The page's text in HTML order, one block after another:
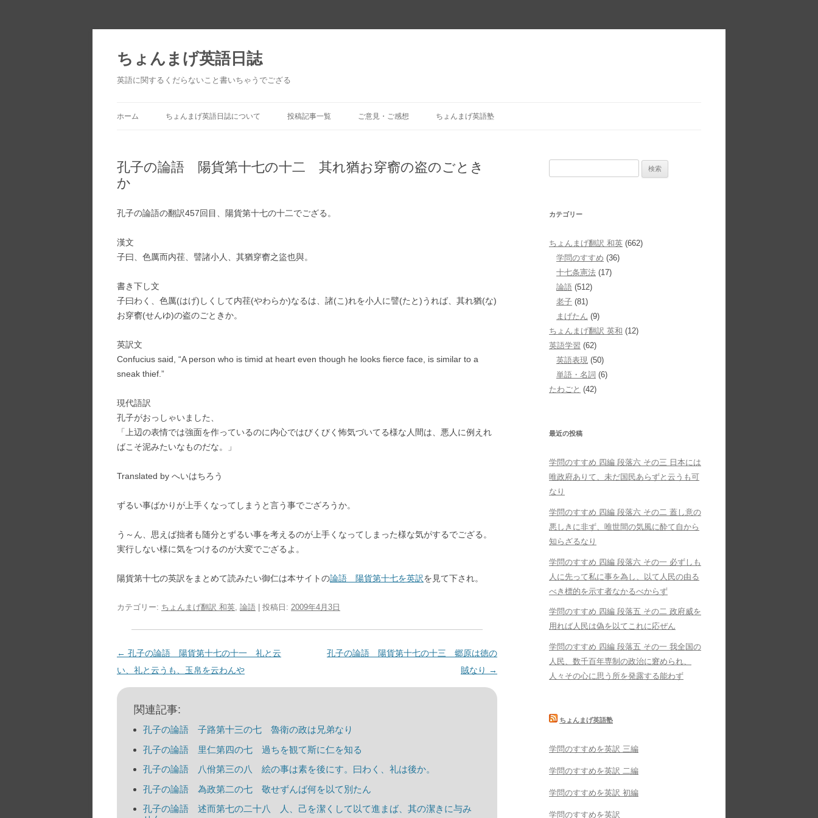
ちょんまげ英語日誌
英語に関するくだらないこと書いちゃうでござる
キ
ッ
ホーム ちょんまげ英語日誌について 投稿記事一覧 ご意見・ご感想 ちょんまげ英語塾
孔子の論語 陽貨第十七の十二 其れ猶お穿窬の盗のごとき
か
孔子の論語の翻訳457回目、陽貨第十七の十二でござる。
漢文
子曰、色厲而内荏、譬諸小人、其猶穿窬之盜也與。
書き下し文
子曰わく、色厲(はげ)しくして内荏(やわらか)なるは、諸(こ)れを小人に譬(たと)うれば、其れ猶(な)
お穿窬(せんゆ)の盗のごときか。
英訳文
Confucius said, “A person who is timid at heart even though he looks fierce face, is similar to a
sneak thief.”
現代語訳
孔子がおっしゃいました、
「上辺の表情では強面を作っているのに内心ではびくびく怖気づいてる様な人間は、悪人に例えれ
ばこそ泥みたいなものだな。」
Translated by へいはちろう
ずるい事ばかりが上手くなってしまうと言う事でござろうか。
う～ん、思えば拙者も随分とずるい事を考えるのが上手くなってしまった様な気がするでござる。
実行しない様に気をつけるのが大変でござるよ。
陽貨第十七の英訳をまとめて読みたい御仁は本サイトの論語 陽貨第十七を英訳を見て下され。
カテゴリー: ちょんまげ翻訳 和英, 論語 | 投稿日: 2009年4月3日
投
稿
ナ
← 孔子の論語 陽貨第十七の十一 礼と云
い、礼と云うも、玉帛を云わんや
孔子の論語 陽貨第十七の十三 郷原は徳の
賊なり →
関連記事:
孔子の論語 子路第十三の七 魯衛の政は兄弟なり
孔子の論語 里仁第四の七 過ちを観て斯に仁を知る
孔子の論語 八佾第三の八 絵の事は素を後にす。曰わく、礼は後か。
孔子の論語 為政第二の七 敬せずんば何を以て別たん
孔子の論語 述而第七の二十八 人、己を潔くして以て進まば、其の潔きに与み
カテゴリー
ちょんまげ翻訳 和英 (662)
学問のすすめ (36)
十七条憲法 (17)
論語 (512)
老子 (81)
まげたん (9)
ちょんまげ翻訳 英和 (12)
英語学習 (62)
英語表現 (50)
単語・名詞 (6)
たわごと (42)
最近の投稿
学問のすすめ 四編 段落六 その三 日本には
唯政府ありて、未だ国民あらずと云うも可
なり
学問のすすめ 四編 段落六 その二 蓋し意の
悪しきに非ず、唯世間の気風に酔て自から
知らざるなり
学問のすすめ 四編 段落六 その一 必ずしも
人に先って私に事を為し、以て人民の由る
べき標的を示す者なかるべからず
学問のすすめ 四編 段落五 その二 政府威を
用れば人民は偽を以てこれに応ぜん
学問のすすめ 四編 段落五 その一 我全国の
人民、数千百年専制の政治に窘められ、
人々その心に思う所を発露する能わず
ちょんまげ英語塾
学問のすすめを英訳 三編
学問のすすめを英訳 二編
学問のすすめを英訳 初編
学問のすすめを英訳